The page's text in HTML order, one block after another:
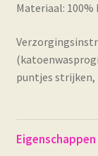
Materiaal: 100%
puntjes strijken,
Eigenschappen